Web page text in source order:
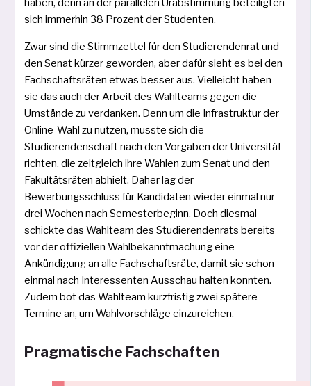
haben, denn an der par­al­le­len Urabstimmung betei­lig­ten
sich immer­hin 38 Prozent der Studenten.
Zwar sind die Stimmzettel für den Studierendenrat und
den Senat kür­zer gewor­den, aber dafür sieht es bei den
Fachschaftsräten etwas bes­ser aus. Vielleicht haben
sie das auch der Arbeit des Wahlteams gegen die
Umstände zu ver­dan­ken. Denn um die Infrastruktur der
Online-Wahl zu nut­zen, muss­te sich die
Studierendenschaft nach den Vorgaben der Universität
rich­ten, die zeit­gleich ihre Wahlen zum Senat und den
Fakultätsräten abhielt. Daher lag der
Bewerbungsschluss für Kandidaten wie­der ein­mal nur
drei Wochen nach Semesterbeginn. Doch dies­mal
schick­te das Wahlteam des Studierendenrats bereits
vor der offi­zi­el­len Wahlbekanntmachung eine
Ankündigung an alle Fachschaftsräte, damit sie schon
ein­mal nach Interessenten Ausschau hal­ten konn­ten.
Zudem bot das Wahlteam kurz­fris­tig zwei spä­te­re
Termine an, um Wahlvorschläge einzureichen.
Pragmatische Fachschaften